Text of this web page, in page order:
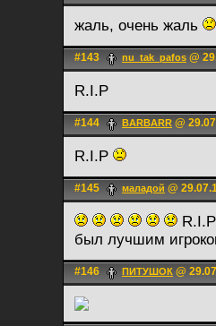
жаль, очень жаль
#143 nu_tak_pafos @
R.I.P
#144 BARBARR @
R.I.P
#145 маладой @
был лучшим
#146 ПИТУШОК @